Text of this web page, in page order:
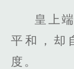
皇上
平和，却
度。